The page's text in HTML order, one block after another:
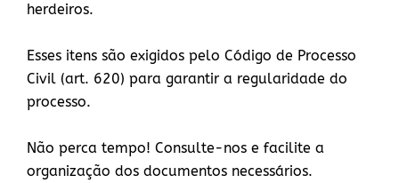
herdeiros.
Esses itens são exigidos pelo Código de Processo
Civil (art. 620) para garantir a regularidade do
processo.
Não perca tempo! Consulte-nos e facilite a
organização dos documentos necessários.